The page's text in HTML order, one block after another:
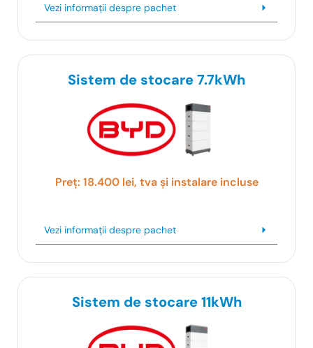
Vezi informații despre pachet
Sistem de stocare 7.7kWh
Preț: 18.400 lei, tva și instalare incluse
Vezi informații despre pachet
Sistem de stocare 11kWh